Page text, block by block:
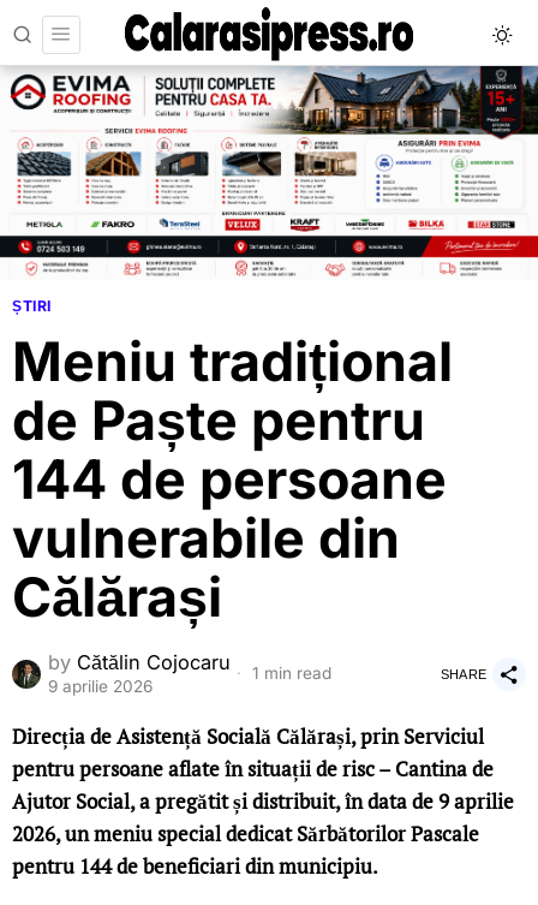
ȘTIRI
Meniu tradițional
de Paște pentru
144 de persoane
vulnerabile din
Călărași
by Cătălin Cojocaru
9 aprilie 2026
1 min read SHARE
Direcția de Asistență Socială Călărași, prin Serviciul
pentru persoane aflate în situații de risc – Cantina de
Ajutor Social, a pregătit și distribuit, în data de 9 aprilie
2026, un meniu special dedicat Sărbătorilor Pascale
pentru 144 de beneficiari din municipiu.